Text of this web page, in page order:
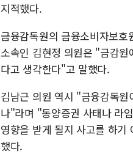
지적했다.
금융감독원의 금융소비자보
소속인 김현정 의원은 "금감
다고 생각한다"고 말했다.
김남근 의원 역시 "금융감독
나"라며 "동양증권 사태나 라
영향을 받게 될지 사고를 하
했다.